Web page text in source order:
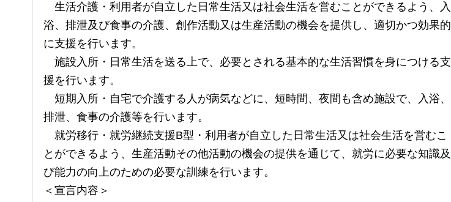
生活介護・利用者が自立した日常生活又は社会生活を営むことができるよう、入
浴、排泄及び食事の介護、創作活動又は生産活動の機会を提供し、適切かつ効果的
に支援を行います。
施設入所・日常生活を送る上で、必要とされる基本的な生活習慣を身につける支
援を行います。
短期 入所・自宅で介護する人が病気などに、短時間、夜間も含め施設で、入浴、
排泄、食事の介護等を行います。
就労移行・就労継続支援B型・利用者が自立した日常生活又は社会生活を営むこ
とができるよう、生産活動その他活動の機会の提供を通じて、就労に必要な知識及
び能力の向上のための必要な訓練を行います。
＜宣言内容＞